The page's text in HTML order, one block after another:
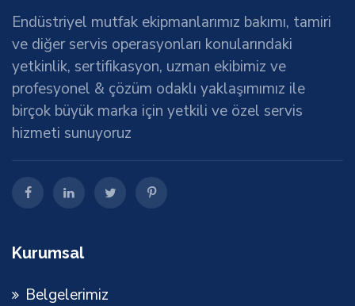
Endüstriyel mutfak ekipmanlarımız bakımı, tamiri
ve diğer servis operasyonları konularındaki
yetkinlik, sertifikasyon, uzman ekibimiz ve
profesyonel & çözüm odaklı yaklaşımımız ile
birçok büyük marka için yetkili ve özel servis
hizmeti sunuyoruz
Kurumsal
Belgelerimiz